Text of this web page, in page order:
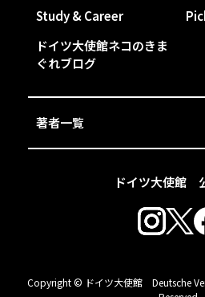
ドイツ大使館
Study & Career
ドイツ大使館ネコのきま
ぐれブログ
著者一覧
Copyright © ドイツ大使館 Deutsche